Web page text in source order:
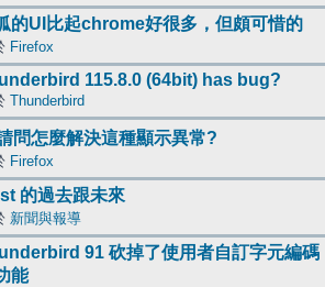
的UI比起chrome好很多，但頗可惜的
Firefox
115.8.0 (64bit) has bug?
Thunderbird
問怎麼解決這種顯示異常?
Firefox
的過去跟未來
新聞與報導
91 砍掉了使用者自訂字元編碼
能